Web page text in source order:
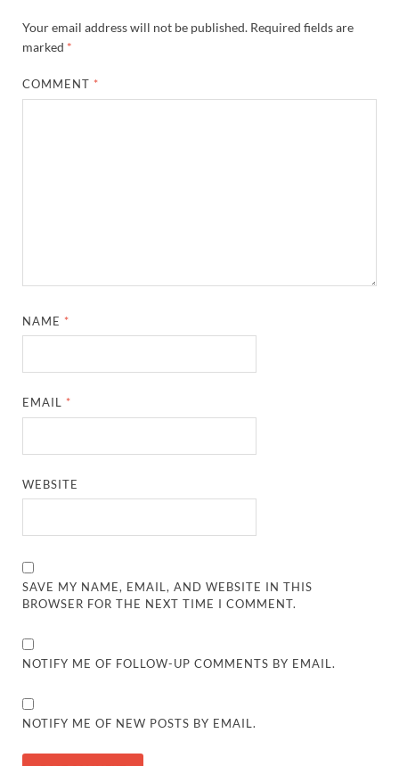
Your email address will not be published. Required fields are
marked *
COMMENT *
NAME *
EMAIL *
WEBSITE
SAVE MY NAME, EMAIL, AND WEBSITE IN THIS
BROWSER FOR THE NEXT TIME I COMMENT.
NOTIFY ME OF FOLLOW-UP COMMENTS BY EMAIL.
NOTIFY ME OF NEW POSTS BY EMAIL.